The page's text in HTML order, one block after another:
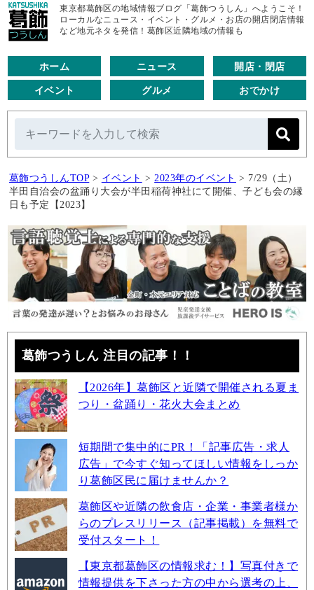
東京都葛飾区の地域情報ブログ「葛飾つうしん」へようこそ！
ローカルなニュース・イベント・グルメ・お店の開店閉店情報
など地元ネタを発信！葛飾区近隣地域の情報も
ホーム ニュース 開店・閉店
イベント グルメ おでかけ
葛飾つうしんTOP > イベント > 2023年のイベント > 7/29（土）
半田自治会の盆踊り大会が半田稲荷神社にて開催、子ども会の縁
日も予定【2023】
葛飾つうしん 注目の記事！！
【2026年】葛飾区と近隣で開催される夏ま
つり・盆踊り・花火大会まとめ
短期間で集中的にPR！「記事広告・求人
広告」で今すぐ知ってほしい情報をしっか
り葛飾区民に届けませんか？
葛飾区や近隣の飲食店・企業・事業者様か
らのプレスリリース（記事掲載）を無料で
受付スタート！
【東京都葛飾区の情報求む！】写真付きで
情報提供を下さった方の中から選考の上、